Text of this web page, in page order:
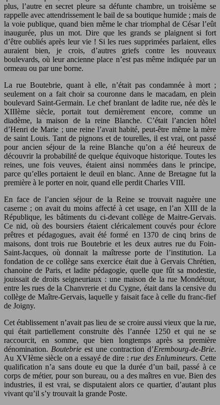
plus, l’autre en secret pleure sa défunte chambre, un troisième se
rappelle avec attendrissement le bail de sa boutique humide ; mais de
la voie publique, quand bien même le char triomphal de César l’eût
inaugurée, plus un mot. Dire que les grands se plaignent si fort
d’être oubliés après leur vie ! Si les rues supprimées parlaient, elles
auraient bien, je crois, d’autres griefs contre les nouveaux
boulevards, où leur ancienne place n’est pas même indiquée par un
ormeau ou par une borne.
La rue Boutebrie, quant à elle, n’était pas condamnée à mort ;
seulement on a fait choir sa couronne dans le macadam, en plein
boulevard Saint-Germain. Le chef branlant de ladite rue, née dès le
XIIIème siècle, portait tout dernièrement encore, comme un
diadème, la maison de la reine Blanche. C’était l’ancien hôtel
d’Henri de Marie ; une reine l’avait habité, peut-être même la mère
de saint Louis. Tant de pignons et de tourelles, il est vrai, ont passé
pour ancien séjour de la reine Blanche qu’on a été heureux de
découvrir la probabilité de quelque équivoque historique. Toutes les
reines, une fois veuves, étaient ainsi nommées dans le principe,
parce qu’elles portaient le deuil en blanc. Anne de Bretagne fut la
première à le porter en noir, quand elle perdit Charles VIII.
En face de l’ancien séjour de la Reine se trouvait naguère une
caserne ; on avait du moins affecté à cet usage, en l’an XIII de la
République, les bâtiments du ci-devant collège de Maitre-Gervais.
Ce nid, où des boursiers étaient cléricalement couvés pour éclore
prêtres et pédagogues, avait été formé en 1370 de cinq brins de
maisons, dont trois rue Boutebrie et les deux autres rue du Foin-
Saint-Jacques, où donnait la maîtresse porte de l’institution. La
fondation de ce collège sans exercice était due à Gervais Chrétien,
chanoine de Paris, et ladite pédagogie, quelle que fût sa modestie,
jouissait de droits seigneuriaux : une maison de la rue Mondétour,
entre les rues de la Chanvrerie et du Cygne, était dans la censive du
collège de Maître-Gervais, laquelle y faisait face à celle du franc-fief
de Joigny.
Cet établissement n’avait pas lieu de se croire aussi vieux que la rue,
qui était partiellement construite dès l’année 1250 et qui ne se
raccourcit, en somme, que bien longtemps après sa première
dénomination. Boutebrie est une contraction d’Erembourg-de-Brie.
Au XVIème siècle on a essayé de dire : rue des Enlumineurs. Cette
qualification n’a sans doute eu que la durée d’un bail, passé à ce
corps de métier, pour son bureau, ou a des maîtres en vue. Bien des
industries, il est vrai, se disputaient alors ce quartier, d’autant plus
vivant qu’il s’y trouvait la grande Poste.